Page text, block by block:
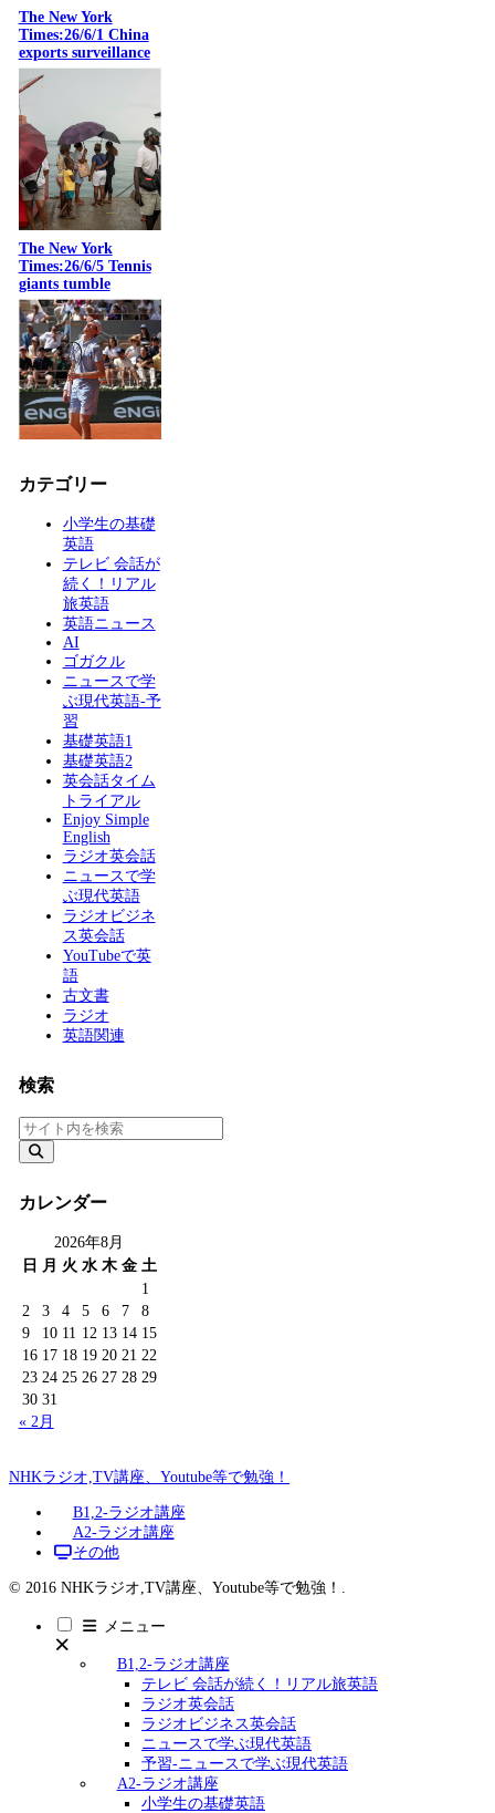
The New York
Times:26/6/1 China
exports surveillance
The New York
Times:26/6/5 Tennis
giants tumble
カテゴリー
小学生の基礎
英語
テレビ 会話が
続く！リアル
旅英語
英語ニュース
AI
ゴガクル
ニュースで学
ぶ現代英語-予
習
基礎英語1
基礎英語2
英会話タイム
トライアル
Enjoy Simple
English
ラジオ英会話
ニュースで学
ぶ現代英語
ラジオビジネ
ス英会話
YouTubeで英
語
古文書
ラジオ
英語関連
検索
カレンダー
2026年8月
日 月 火 水 木 金 土
1
2
3 4 5 6 7
8
9
10 11 12 13 14 15
16 17 18 19 20 21 22
23 24 25 26 27 28 29
30 31
« 2月
NHKラジオ,TV講座、Youtube等で勉強！
B1,2-ラジオ講座
A2-ラジオ講座
その他
© 2016 NHKラジオ,TV講座、Youtube等で勉強！.
メニュー
B1,2-ラジオ講座
テレビ 会話が続く！リアル旅英語
ラジオ英会話
ラジオビジネス英会話
ニュースで学ぶ現代英語
予習-ニュースで学ぶ現代英語
A2-ラジオ講座
小学生の基礎英語